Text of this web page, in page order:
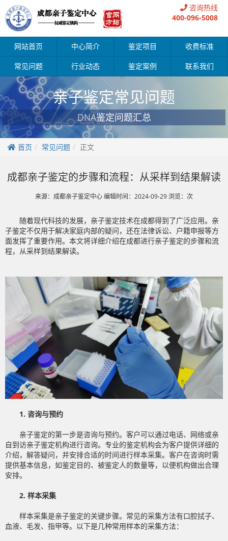
咨询热线
400-096-5008
网站首页 中心简介 鉴定项目 收费标准
常见问题 行业动态 鉴定案例 联系我们
亲子鉴定常见问题
DNA鉴定问题汇总
首页 常见问题 正文
成都亲子鉴定的步骤和流程：从采样到结果解读
来源：成都亲子鉴定中心 编辑时间：2024-09-29 浏览： 次
随着现代科技的发展，亲子鉴定技术在成都得到了广泛应用。亲
子鉴定不仅用于解决家庭内部的疑问，还在法律诉讼、户籍申报等方
面发挥了重要作用。本文将详细介绍在成都进行亲子鉴定的步骤和流
程，从采样到结果解读。
1. 咨询与预约
亲子鉴定的第一步是咨询与预约。客户可以通过电话、网络或亲
自到访亲子鉴定机构进行咨询。专业的鉴定机构会为客户提供详细的
介绍，解答疑问，并安排合适的时间进行样本采集。客户在咨询时需
提供基本信息，如鉴定目的、被鉴定人的数量等，以便机构做出合理
安排。
2. 样本采集
样本采集是亲子鉴定的关键步骤。常见的采集方法有口腔拭子、
血液、毛发、指甲等。以下是几种常用样本的采集方法：